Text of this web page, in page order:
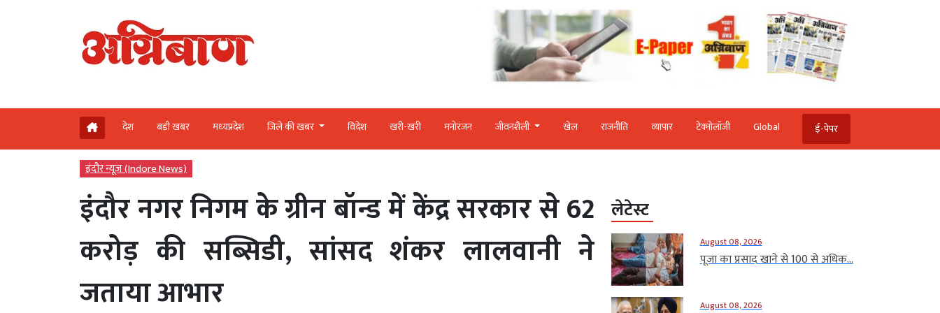
देश बड़ी खबर मध्‍यप्रदेश जिले की खबर विदेश खरी-खरी मनोरंजन जीवनशैली खेल राजनीति व्‍यापार टेक्‍नोलॉजी Global ई-पेपर
इंदौर न्यूज़ (Indore News)
इंदौर नगर निगम के ग्रीन बॉन्ड में केंद्र सरकार से 62
करोड़ की सब्सिडी, सांसद शंकर लालवानी ने
जताया आभार
लेटेस्ट
August 08, 2026
पूजा का प्रसाद खाने से 100 से अधिक...
August 08, 2026